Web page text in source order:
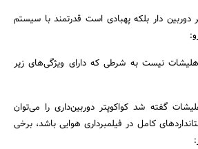
دوربین دار بلکه پهبادی است قدرتمند با سیستم
هلیشات نیست به شرطی که دارای ویژگی‌های زیر
گفته شد کواکوپتر دوربین‌داری را می‌توان
کامل در فیلمبرداری هوایی باشد، برخی